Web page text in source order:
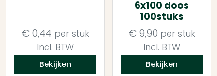
€ 0,44 per stuk
Incl. BTW
Bekijken
6x100 doos
100stuks
€ 9,90 per stuk
Incl. BTW
Bekijken